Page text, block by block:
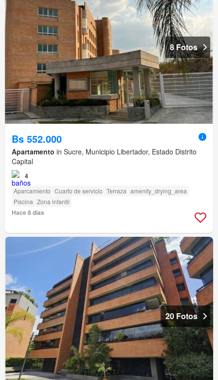
8 Fotos
Bs 552.000
Apartamento in Sucre, Municipio Libertador, Estado Distrito
Capital
4
Aparcamiento Cuarto de servicio Terraza amenity_drying_area
Piscina Zona infantil
Hace 8 días
20 Fotos